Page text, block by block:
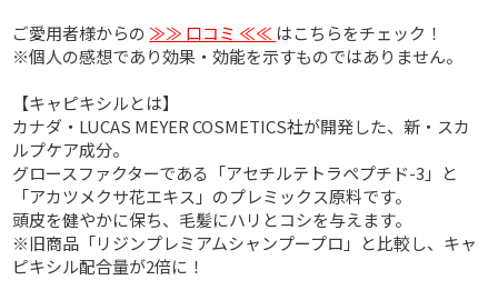
ご愛用者様からの ≫≫ 口コミ ≪≪ はこちらをチェック！
※個人の感想であり効果・効能を示すものではありません。
【キャピキシルとは】
カナダ・LUCAS MEYER COSMETICS社が開発した、新・スカ
ルプケア成分。
グロースファクターである「アセチルテトラペプチド-3」と
「アカツメクサ花エキス」のプレミックス原料です。
頭皮を健やかに保ち、毛髪にハリとコシを与えます。
※旧商品「リジンプレミアムシャンプープロ」と比較し、キャ
ピキシル配合量が2倍に！